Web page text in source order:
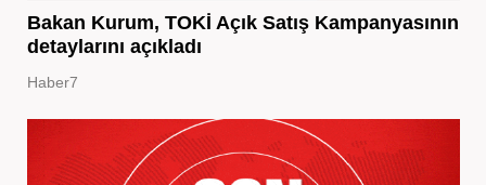
Bakan Kurum, TOKİ Açık Satış Kampanyasının
detaylarını açıkladı
Haber7